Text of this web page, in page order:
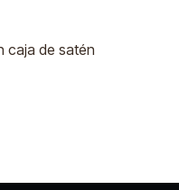
caja de satén